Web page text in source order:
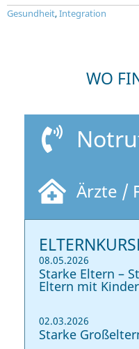
Gesundheit,Integration
WO
Ärzte /
08.05.2026
Starke Eltern –
Eltern mit
02.03.2026
Starke